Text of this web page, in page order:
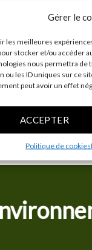
Gérer le
les meilleures
stocker et/ou accéder
nous permettra
ou les ID uniques sur ce
peut avoir un effet
ACCEPTER
Politique de cookies
Saviez-vous
génétiquement
les
certainement.
moyen le plus
utilisées